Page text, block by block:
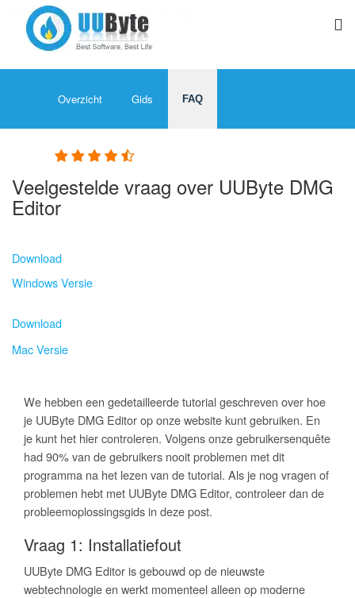
Overzicht Gids FAQ
Veelgestelde vraag over UUByte DMG
Editor
Download
Windows Versie
Download
Mac Versie
We hebben een gedetailleerde tutorial geschreven over hoe
je UUByte DMG Editor op onze website kunt gebruiken. En
je kunt het hier controleren. Volgens onze gebruikersenquête
had 90% van de gebruikers nooit problemen met dit
programma na het lezen van de tutorial. Als je nog vragen of
problemen hebt met UUByte DMG Editor, controleer dan de
probleemoplossingsgids in deze post.
Vraag 1: Installatiefout
UUByte DMG Editor is gebouwd op de nieuwste
webtechnologie en werkt momenteel alleen op moderne